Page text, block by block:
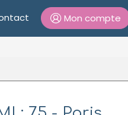
Mon compte